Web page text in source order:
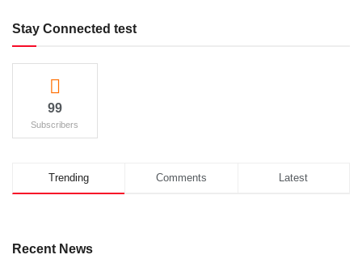
Stay Connected test
99
Subscribers
Trending Comments Latest
Recent News